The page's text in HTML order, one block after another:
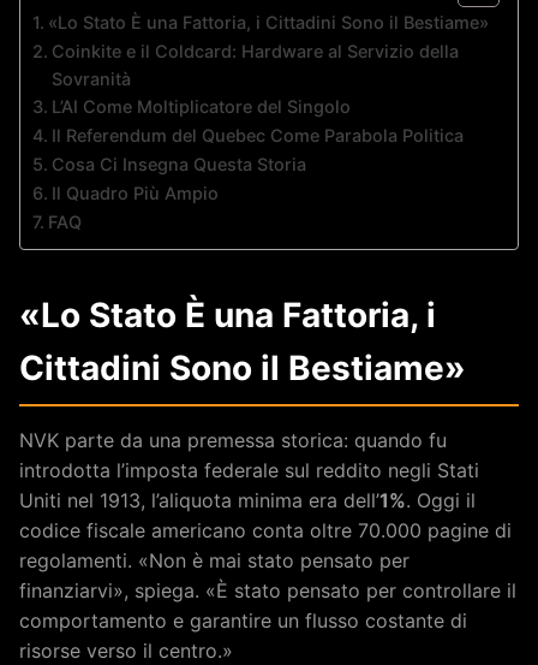
«Lo Stato È una Fattoria, i Cittadini Sono il Bestiame»
Coinkite e il Coldcard: Hardware al Servizio della
Sovranità
L’AI Come Moltiplicatore del Singolo
Il Referendum del Quebec Come Parabola Politica
Cosa Ci Insegna Questa Storia
Il Quadro Più Ampio
FAQ
«Lo Stato È una Fattoria, i
Cittadini Sono il Bestiame»
NVK parte da una premessa storica: quando fu
introdotta l’imposta federale sul reddito negli Stati
Uniti nel 1913, l’aliquota minima era dell’1%. Oggi il
codice fiscale americano conta oltre 70.000 pagine di
regolamenti. «Non è mai stato pensato per
finanziarvi», spiega. «È stato pensato per controllare il
comportamento e garantire un flusso costante di
risorse verso il centro.»